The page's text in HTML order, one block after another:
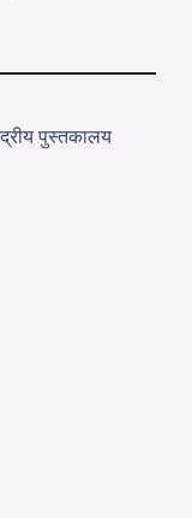
पुस्तकालय